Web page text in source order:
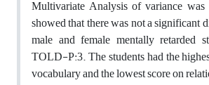
Multivariate Analysis of variance was
showed that there was not a significant
male and female mentally retarded
TOLD-P:3. The students had the
vocabulary and the lowest score on